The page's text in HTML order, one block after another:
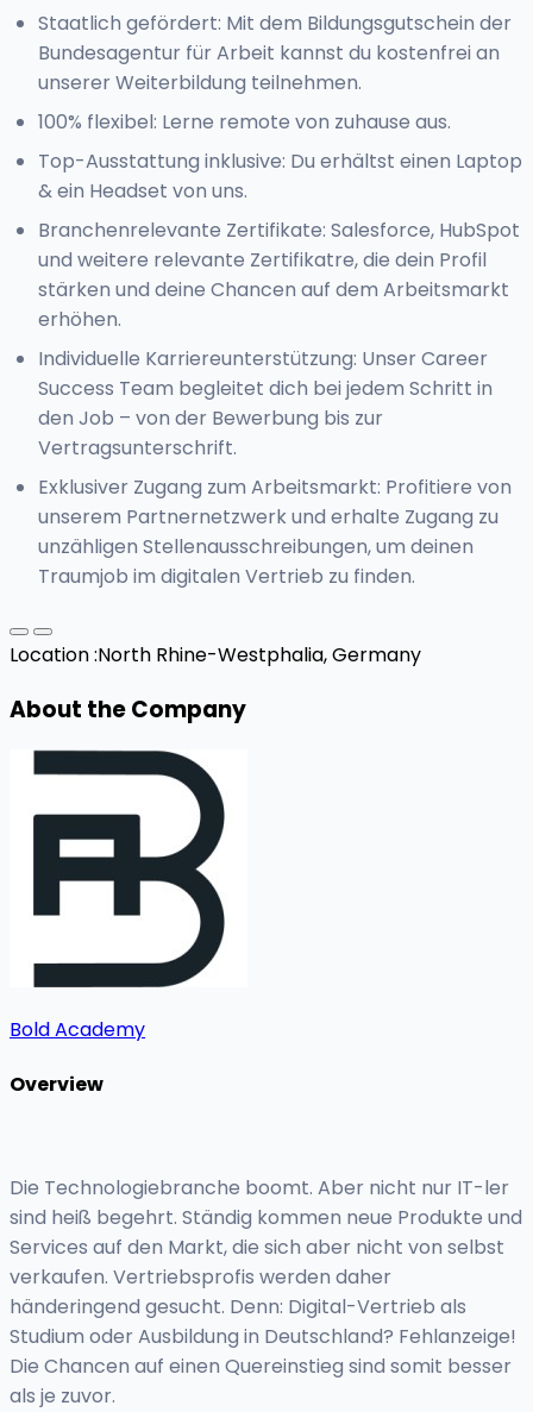
Staatlich gefördert: Mit dem Bildungsgutschein der
Bundesagentur für Arbeit kannst du kostenfrei an
unserer Weiterbildung teilnehmen.
100% flexibel: Lerne remote von zuhause aus.
Top-Ausstattung inklusive: Du erhältst einen Laptop
& ein Headset von uns.
Branchenrelevante Zertifikate: Salesforce, HubSpot
und weitere relevante Zertifikatre, die dein Profil
stärken und deine Chancen auf dem Arbeitsmarkt
erhöhen.
Individuelle Karriereunterstützung: Unser Career
Success Team begleitet dich bei jedem Schritt in
den Job – von der Bewerbung bis zur
Vertragsunterschrift.
Exklusiver Zugang zum Arbeitsmarkt: Profitiere von
unserem Partnernetzwerk und erhalte Zugang zu
unzähligen Stellenausschreibungen, um deinen
Traumjob im digitalen Vertrieb zu finden.
Location :North Rhine-Westphalia, Germany
About the Company
Bold Academy
Overview
Die Technologiebranche boomt. Aber nicht nur IT-ler
sind heiß begehrt. Ständig kommen neue Produkte und
Services auf den Markt, die sich aber nicht von selbst
verkaufen. Vertriebsprofis werden daher
händeringend gesucht. Denn: Digital-Vertrieb als
Studium oder Ausbildung in Deutschland? Fehlanzeige!
Die Chancen auf einen Quereinstieg sind somit besser
als je zuvor.